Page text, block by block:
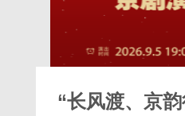
“长风渡、京